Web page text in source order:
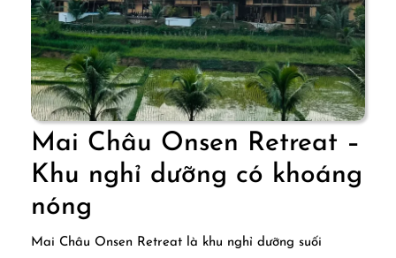
Mai Châu Onsen Retreat –
Khu nghỉ dưỡng có khoáng
nóng
Châu
Mai Châu Onsen Retreat là khu nghỉ dưỡng suối